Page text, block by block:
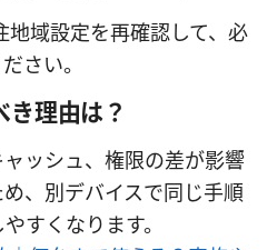
地域設定を再確認して、必
さい。
き理由は？
ッシュ、権限の差が影響
、別デバイスで同じ手順
すくなります。